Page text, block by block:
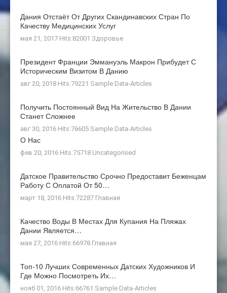
Дания Отстаёт От Других Скандинавских Стран По
Качеству Медицинских Услуг
мая 21, 2017 Hits:82001 Здоровье
Президент Франции Эммануэль Макрон Прибудет С
Историческим Визитом В Данию
авг 20, 2018 Hits:79221 Sample Data-Articles
Получить Постоянный Вид На Жительство В Дании
Станет Сложнее
авг 30, 2016 Hits:76605 Sample Data-Articles
О Нас
фев 20, 2016 Hits:75718 Uncategorised
Датское Правительство Срочно Предоставит Беженцам
Работу С Оплатой От 50…
март 18, 2016 Hits:72287 Главная
Качество Воды В Местах Для Купания На Пляжах
Дании Является…
мая 27, 2016 Hits:66978 Главная
Топ-10 Лучших Современных Датских Художников И
Где Можно Посмотреть Их…
нояб 01, 2016 Hits:66761 Sample Data-Articles